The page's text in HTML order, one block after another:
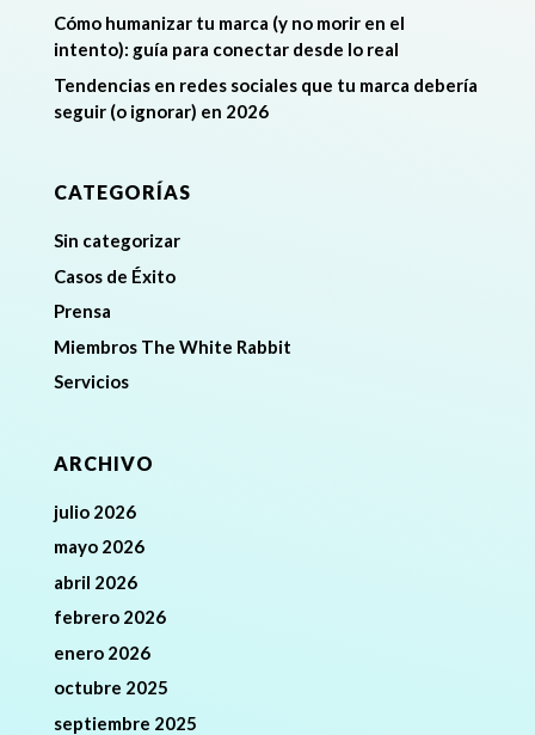
Cómo humanizar tu marca (y no morir en el
intento): guía para conectar desde lo real
Tendencias en redes sociales que tu marca debería
seguir (o ignorar) en 2026
CATEGORÍAS
Sin categorizar
Casos de Éxito
Prensa
Miembros The White Rabbit
Servicios
ARCHIVO
julio 2026
mayo 2026
abril 2026
febrero 2026
enero 2026
octubre 2025
septiembre 2025